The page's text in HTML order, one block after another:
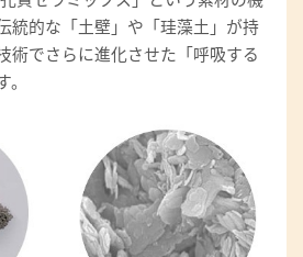
統的な「土壁」や「珪藻土」が持
術でさらに進化させた「呼吸する
。